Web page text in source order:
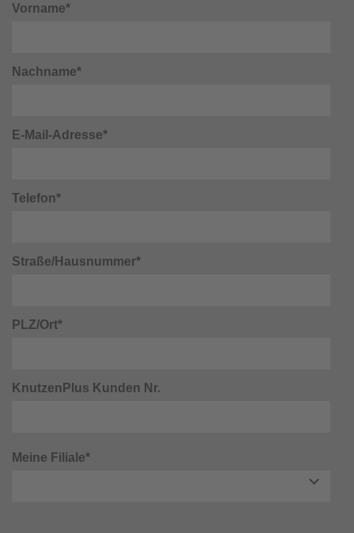
Vorname*
Nachname*
E-Mail-Adresse*
Telefon*
Straße/Hausnummer*
PLZ/Ort*
KnutzenPlus Kunden Nr.
Meine Filiale*